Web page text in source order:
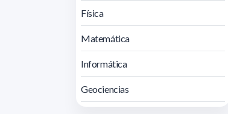
Física
Matemática
Informática
Geociencias